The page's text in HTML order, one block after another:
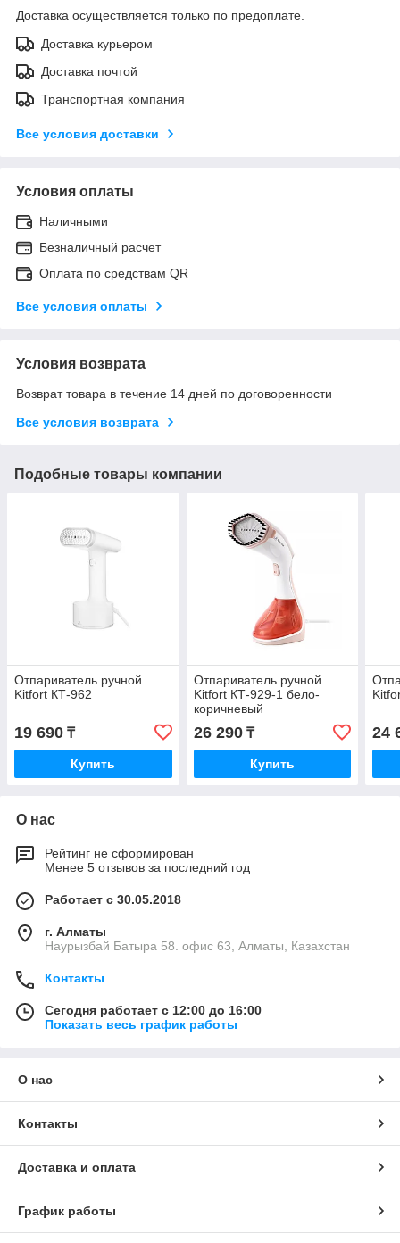
Доставка осуществляется только по предоплате.
Доставка курьером
Доставка почтой
Транспортная компания
Все условия доставки
Условия оплаты
Наличными
Безналичный расчет
Оплата по средствам QR
Все условия оплаты
Условия возврата
Возврат товара в течение 14 дней по договоренности
Все условия возврата
Подобные товары компании
Отпариватель ручной
Kitfort КТ-962
19 690 ₸
Купить
Отпариватель ручной
Kitfort КТ-929-1 бело-
коричневый
26 290₸
Купить
24
О нас
Рейтинг не сформирован
Менее 5 отзывов за последний год
Работает с 30.05.2018
г. Алматы
Наурызбай Батыра 58. офис 63, Алматы, Казахстан
Контакты
Сегодня работает с 12:00 до 16:00
Показать весь график работы
О нас
Контакты
Доставка и оплата
График работы